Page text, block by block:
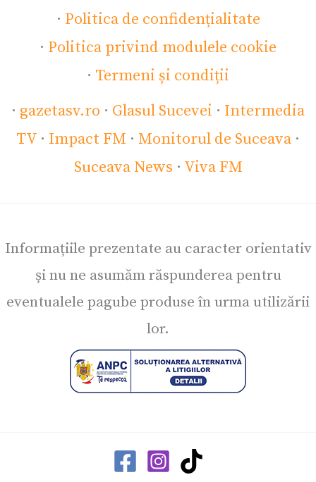
· Politica de confidențialitate
· Politica privind modulele cookie
· Termeni și condiții
· gazetasv.ro · Glasul Sucevei · Intermedia
TV · Impact FM · Monitorul de Suceava ·
Suceava News · Viva FM
Informațiile prezentate au caracter orientativ
și nu ne asumăm răspunderea pentru
eventualele pagube produse în urma utilizării
lor.